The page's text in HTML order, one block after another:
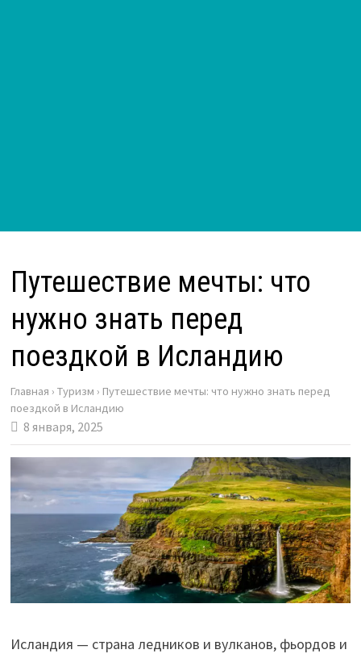
Путешествие мечты: что
нужно знать перед
поездкой в Исландию
Главная › Туризм › Путешествие мечты: что нужно знать перед
поездкой в Исландию
8 января, 2025
Исландия — страна ледников и вулканов, фьордов и